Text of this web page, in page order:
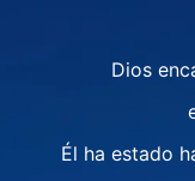
Dios
Él ha estado